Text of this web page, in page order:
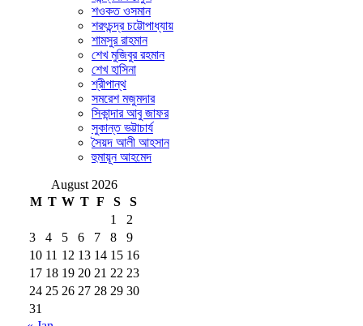
শওকত ওসমান
শরৎচন্দ্র চট্টোপাধ্যায়
শামসুর রাহমান
শেখ মুজিবুর রহমান
শেখ হাসিনা
শ্রীপান্থ
সমরেশ মজুমদার
সিকান্দার আবু জাফর
সুকান্ত ভট্টাচার্য
সৈয়দ আলী আহসান
হুমায়ূন আহমেদ
August 2026
M T W T F S
S
1
2
3
4 5 6 7 8
9
10 11 12 13 14 15 16
17 18 19 20 21 22 23
24 25 26 27 28 29 30
31